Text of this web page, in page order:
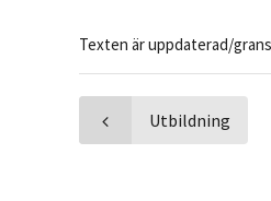
Texten är uppdaterad/
Utbildning